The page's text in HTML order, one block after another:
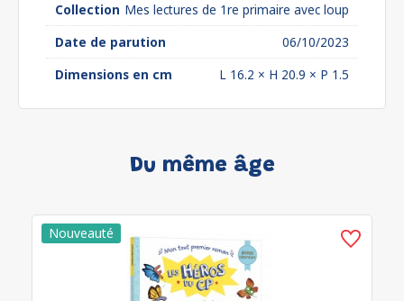
Collection Mes lectures de 1re primaire avec loup
Date de parution
06/10/2023
Dimensions en cm
L 16.2 × H 20.9 × P 1.5
Du même âge